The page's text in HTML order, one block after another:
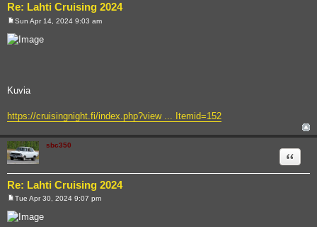
Re: Lahti Cruising 2024
o
s
Sun Apr 14, 2024 9:03 am
Kuvia
https://cruisingnight.fi/index.php?view ... Itemid=152
sbc350
Re: Lahti Cruising 2024
Quote
o
s
Tue Apr 30, 2024 9:07 pm